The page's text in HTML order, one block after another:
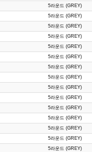
5라운드 (GREY)
5라운드 (GREY)
5라운드 (GREY)
5라운드 (GREY)
5라운드 (GREY)
5라운드 (GREY)
5라운드 (GREY)
5라운드 (GREY)
5라운드 (GREY)
5라운드 (GREY)
5라운드 (GREY)
5라운드 (GREY)
5라운드 (GREY)
5라운드 (GREY)
5라운드 (GREY)